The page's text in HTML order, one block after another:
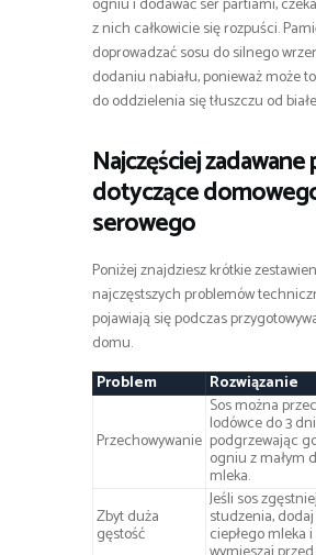
z nich całkowicie się rozpuści.
doprowadzać sosu do silnego
dodaniu nabiału, ponieważ może
do oddzielenia się tłuszczu od
Najczęściej
dotyczące
serowego
Poniżej znajdziesz krótkie
najczęstszych problemów
pojawiają się podczas
domu.
Problem
Rozwiązanie
Przechowywanie
Sos można
lodówce do 3
podgrzewając
ogniu z małym
mleka.
Zbyt duża
gęstość
Jeśli sos
studzenia, dodaj
ciepłego mleka